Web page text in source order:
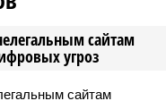
сайтам
угроз